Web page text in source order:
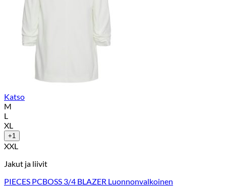
Katso
M
L
XL
+1
XXL
Jakut ja liivit
PIECES PCBOSS 3/4 BLAZER Luonnonvalkoinen